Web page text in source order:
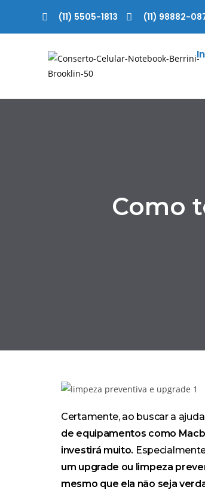
(11) 5505-1813 (11) 98882-
Como
Certamente, ao buscar a
de equipamentos como
investirá muito.
um upgrade ou limpeza
mesmo que ela não seja